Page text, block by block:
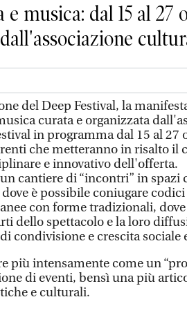
e musica: dal 15 al
del Deep Festival, la
curata e organizzata
in programma dal 15 al 27
che metteranno in risalto il
e innovativo dell'offerta.
cantiere di “incontri” in spazi
è possibile coniugare
con forme tradizionali,
dello spettacolo e la loro
condivisione e crescita sociale
più intensamente come un
di eventi, bensì una più
e culturali.